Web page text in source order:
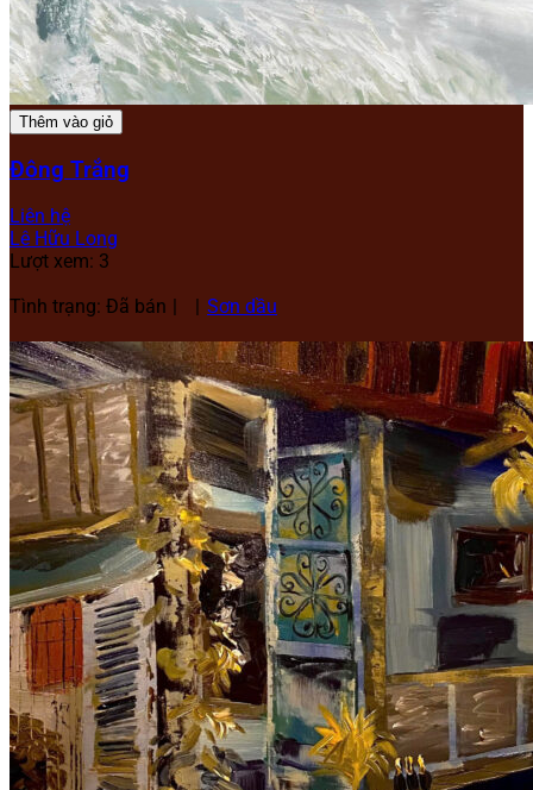
Thêm vào giỏ
Đông Trắng
Liên hệ
Lê Hữu Long
Lượt xem: 3
Tình trạng: Đã bán
Sơn dầu